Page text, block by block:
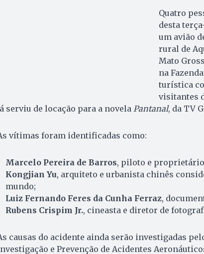
Quatro
desta
um avião
rural de
Mato
na
turística
visitantes
serviu de locação para a novela Pantanal, da TV
vítimas foram identificadas como:
Marcelo Pereira de Barros, piloto e proprietário
Kongjian Yu, arquiteto e urbanista chinês
mundo;
Luiz Fernando Feres da Cunha Ferraz,
Rubens Crispim Jr., cineasta e diretor de
causas do acidente ainda serão investigadas
e Prevenção de Acidentes